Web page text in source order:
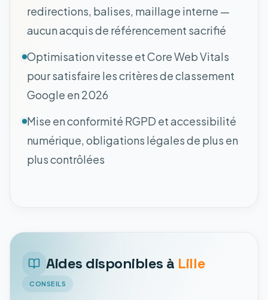
redirections, balises, maillage interne —
aucun acquis de référencement sacrifié
Optimisation vitesse et Core Web Vitals
pour satisfaire les critères de classement
Google en 2026
Mise en conformité RGPD et accessibilité
numérique, obligations légales de plus en
plus contrôlées
Aides disponibles à Lille
CONSEILS